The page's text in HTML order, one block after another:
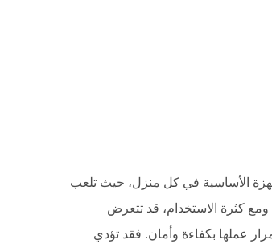
الأساسية في كل منزل، حيث تلعب
ومع كثرة الاستخدام، قد تتعرض
عملها بكفاءة وأمان. فقد تؤدي